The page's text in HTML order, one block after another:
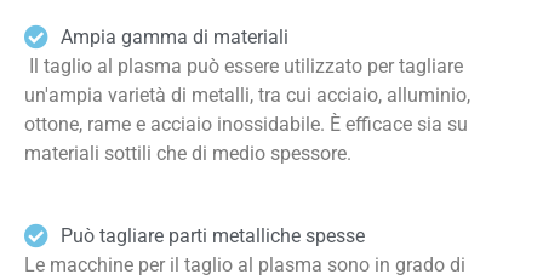
Ampia gamma di materiali
Il taglio al plasma può essere utilizzato per tagliare
un'ampia varietà di metalli, tra cui acciaio, alluminio,
ottone, rame e acciaio inossidabile. È efficace sia su
materiali sottili che di medio spessore.
Può tagliare parti metalliche spesse
Le macchine per il taglio al plasma sono in grado di